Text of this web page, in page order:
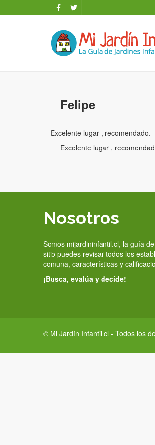
Felipe
Excelente lugar , recomendado.
Excelente lugar ,
Nosotros
Somos mijardininfantil.cl, la guía
sitio puedes revisar todos los
comuna, características y
¡Busca, evalúa y decide!
© Mi Jardín Infantil.cl - Todos los